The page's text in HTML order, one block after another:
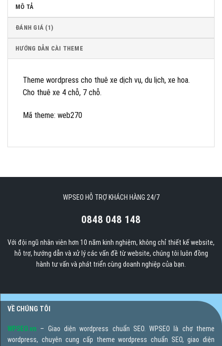
MÔ TẢ
ĐÁNH GIÁ (1)
HƯỚNG DẪN CÀI THEME
Theme wordpress cho thuê xe dịch vụ, du lịch, xe hoa.
Cho thuê xe 4 chỗ, 7 chỗ.
Mã theme: web270
WPSEO HỖ TRỢ KHÁCH HÀNG 24/7
0848 048 148
Với đội ngũ nhân viên hơn 10 năm kinh nghiệm, không chỉ thiết kế website,
hỗ trợ, hướng dẫn và xử lý các vấn đề từ website, chúng tôi luôn đồng
hành tư vấn và phát triển cùng doanh nghiệp của bạn.
VỀ CHÚNG TÔI
WPSEO.vn – Giao diện wordpress chuẩn SEO. WPSEO là chợ theme
wordpress, chuyên cung cấp theme wordpress chuẩn SEO, giao diện